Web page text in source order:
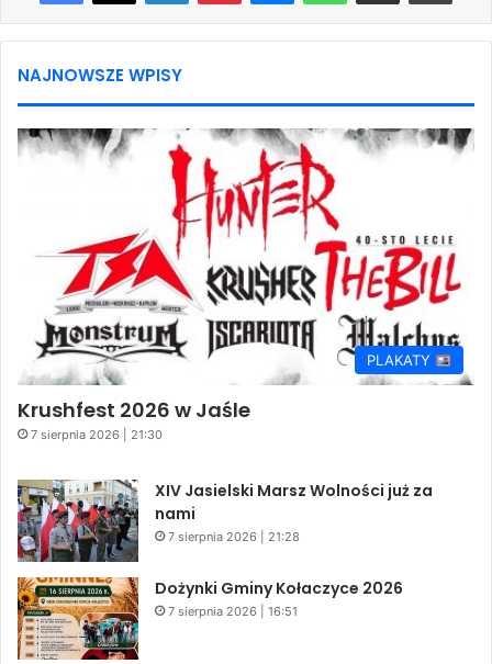
NAJNOWSZE WPISY
PLAKATY
Krushfest 2026 w Jaśle
7 sierpnia 2026 | 21:30
XIV Jasielski Marsz Wolności już za
nami
7 sierpnia 2026 | 21:28
Dożynki Gminy Kołaczyce 2026
7 sierpnia 2026 | 16:51